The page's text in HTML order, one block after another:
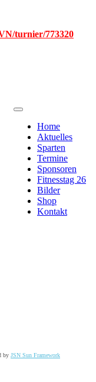
turnier/773320
Home
Aktuelles
Sparten
Termine
Sponsoren
Fitnesstag 26
Bilder
Shop
Kontakt
by JSN Sun Framework